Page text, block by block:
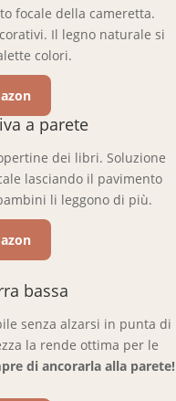
focale della cameretta.
Il legno naturale si
colori.
a parete
dei libri. Soluzione
lasciando il pavimento
li leggono di più.
bassa
senza alzarsi in punta di
la rende ottima per le
di ancorarla alla parete!